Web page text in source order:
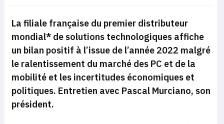
La filiale française du premier distributeur
mondial* de solutions technologiques affiche
un bilan positif à l’issue de l’année 2022 malgré
le ralentissement du marché des PC et de la
mobilité et les incertitudes économiques et
politiques. Entretien avec Pascal Murciano, son
président.